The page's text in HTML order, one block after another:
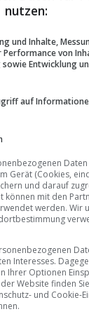
nutzen:
und Inhalte,
von
Entwicklung
auf
Gerät (Cookies,
und darauf
können mit den
werden. Wir
Interesses.
Ihrer Optionen
Website finden
und Cookie-